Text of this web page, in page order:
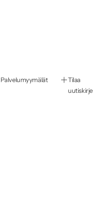
Palvelumyymälät
Tilaa
uutiskirje